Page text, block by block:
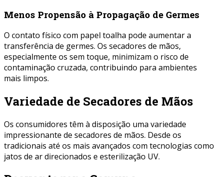
Menos Propensão à Propagação de Germes
O contato físico com papel toalha pode aumentar a
transferência de germes. Os secadores de mãos,
especialmente os sem toque, minimizam o risco de
contaminação cruzada, contribuindo para ambientes
mais limpos.
Variedade de Secadores de Mãos
Os consumidores têm à disposição uma variedade
impressionante de secadores de mãos. Desde os
tradicionais até os mais avançados com tecnologias como
jatos de ar direcionados e esterilização UV.